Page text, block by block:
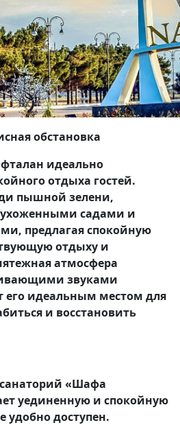
обстановка
идеально
отдыха гостей.
пышной зелени,
садами и
предлагая спокойную
отдыху и
атмосфера
звуками
его идеальным местом для
и восстановить
«Шафа
уединенную и спокойную
удобно доступен.